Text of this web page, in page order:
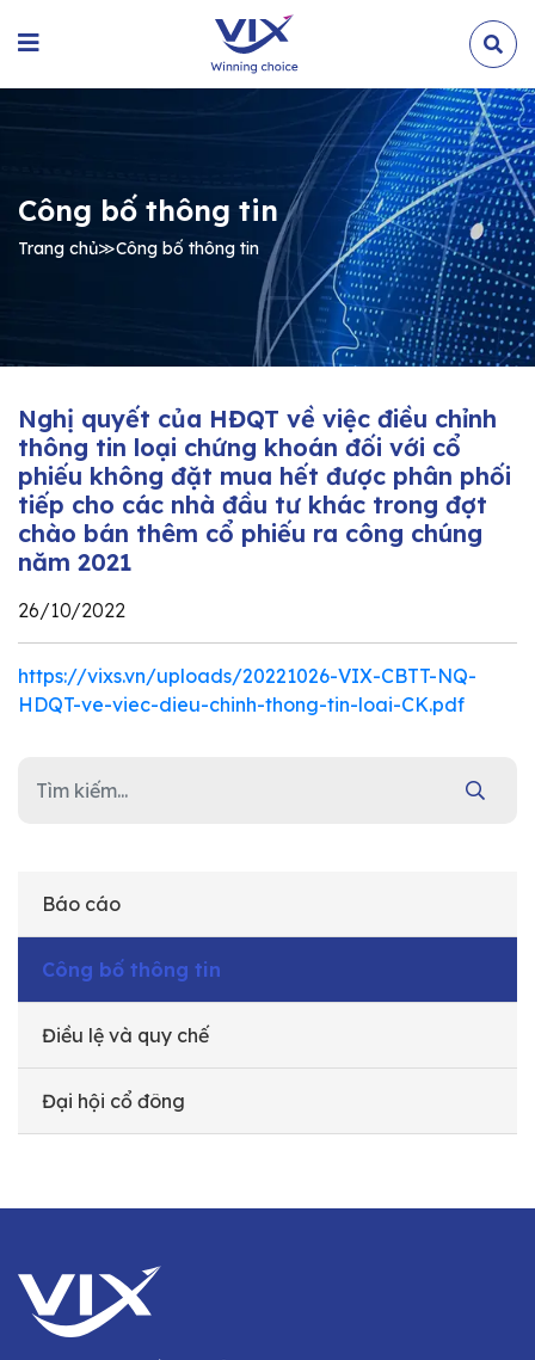
Công bố thông tin
Trang chủ≫Công bố thông tin
Báo cáo
Công bố thông tin
Điều lệ và quy chế
Đại hội cổ đông
Nghị quyết của HĐQT về việc điều chỉnh
thông tin loại chứng khoán đối với cổ
phiếu không đặt mua hết được phân phối
tiếp cho các nhà đầu tư khác trong đợt
chào bán thêm cổ phiếu ra công chúng
năm 2021
26/10/2022
https://vixs.vn/uploads/20221026-VIX-CBTT-NQ-
HDQT-ve-viec-dieu-chinh-thong-tin-loai-CK.pdf